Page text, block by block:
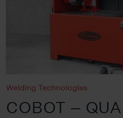
Welding Technologies
COBOT –